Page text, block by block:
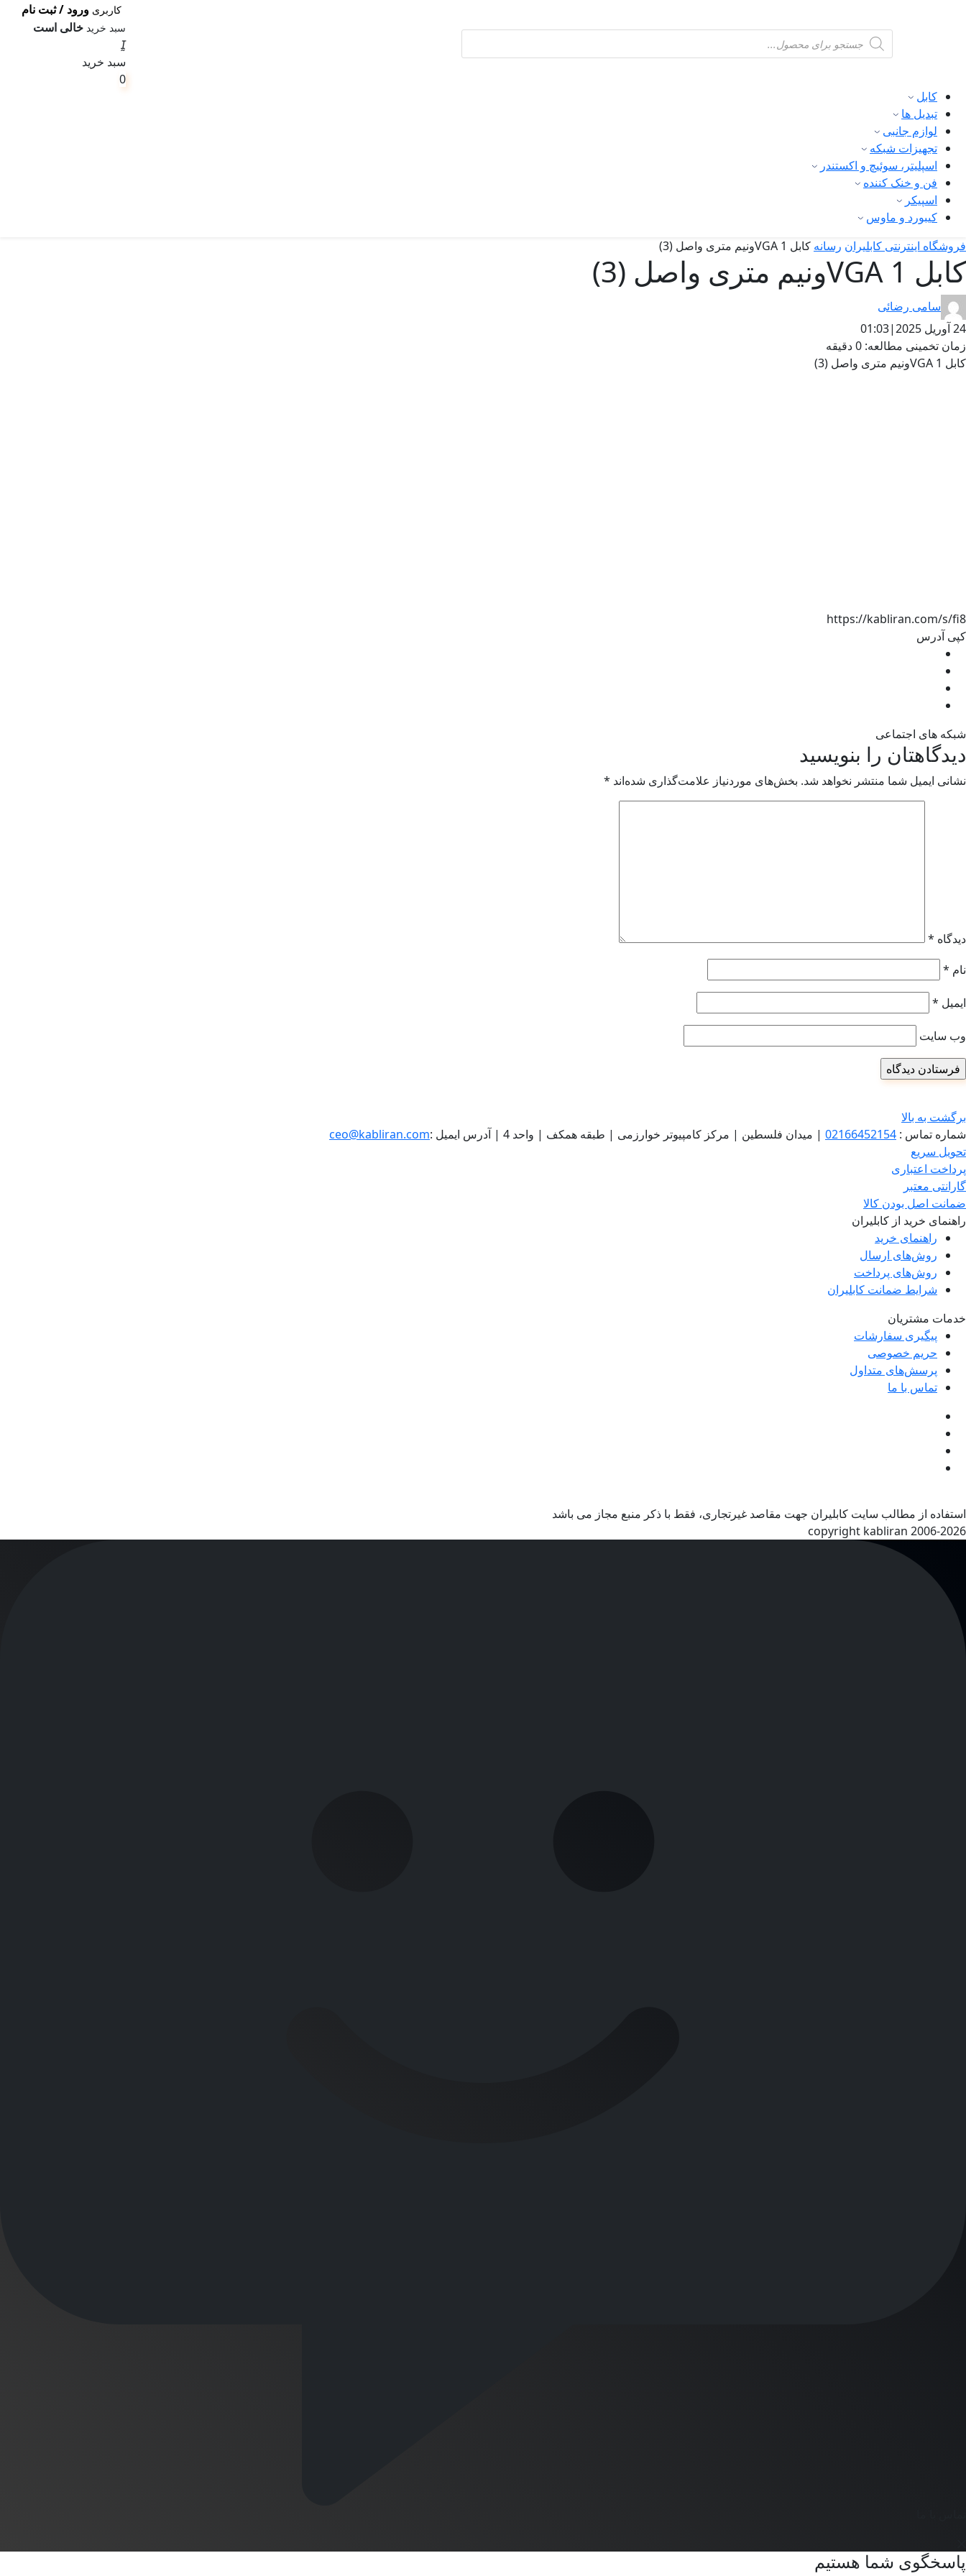
Products
search
کاربری ورود / ثبت نام
سبد خرید خالی است
سبد خرید
0
کابل
تبدیل ها
لوازم جانبی
تجهیزات شبکه
اسپلیتر، سوئیچ و اکستندر
فن و خنک کننده
اسپیکر
کیبورد و ماوس
فروشگاه اینترنتی کابلیران رسانه کابل VGA 1ونیم متری واصل (3)
کابل VGA 1ونیم متری واصل (3)
سامی رضائی
24 آوریل 2025
|
01:03
زمان تخمینی مطالعه: 0 دقیقه
کابل VGA 1ونیم متری واصل (3)
https://kabliran.com/s/fi8
کپی آدرس
شبکه های اجتماعی
دیدگاهتان را بنویسید
نشانی ایمیل شما منتشر نخواهد شد. بخش‌های موردنیاز علامت‌گذاری شده‌اند *
دیدگاه *
نام *
ایمیل *
وب‌ سایت
برگشت به بالا
شماره تماس : 02166452154
| میدان فلسطین | مرکز کامپیوتر خوارزمی | طبقه همکف | واحد 4 | آدرس ایمیل :ceo@kabliran.com
تحویل سریع
پرداخت اعتباری
گارانتی معتبر
ضمانت اصل بودن کالا
راهنمای خرید از کابلیران
راهنمای خرید
روش‌های ارسال
روش‌های پرداخت
شرایط ضمانت کابلیران
خدمات مشتریان
پیگیری سفارشات
حریم خصوصی
پرسش‌های متداول
تماس با ما
استفاده از مطالب سایت کابلیران جهت مقاصد غیرتجاری، فقط با ذکر منبع مجاز می باشد
copyright kabliran 2006-2026
پاسخگوی شما هستیم